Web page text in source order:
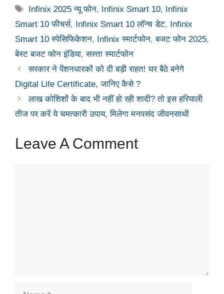
Tags
Infinix 2025 न्यू फोन, Infinix Smart 10,
Infinix
Smart 10 फीचर्स, Infinix Smart 10 लॉन्च डेट,
Infinix
Smart 10 स्पेसिफिकेशन, Infinix स्मार्टफोन,बजट फोन 2025,
बेस्ट बजट फोन इंडिया,सस्ता स्मार्टफोन
सरकार ने पेंशनधारकों को दी बड़ी राहत! घर बैठे बनेगे
Digital Life Certificate, जानिए कैसे ?
लाख कोशिशों के बाद भी नहीं हो रही शादी? तो इस हरियाली
तीज पर करें ये चमत्कारी उपाय, मिलेगा मनपसंद जीवनसाथी
Leave A Comment